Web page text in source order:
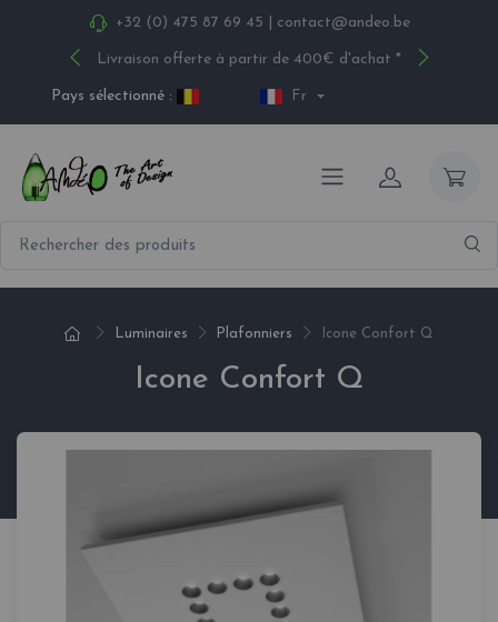
+32 (0) 475 87 69 45 contact@andeo.be
Livraison offerte à partir de 400€ d'achat *
Pays sélectionné : Fr
Luminaires Plafonniers Icone Confort Q
Icone Confort Q